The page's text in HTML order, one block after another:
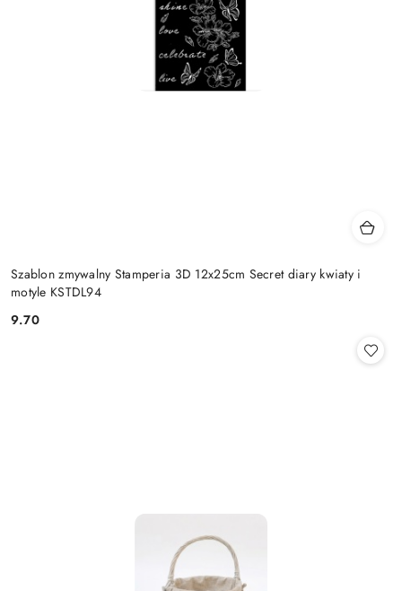
Szablon zmywalny Stamperia 3D 12x25cm Secret diary kwiaty i
motyle KSTDL94
Cena:
9.70